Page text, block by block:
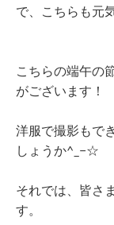
で、こちらも元
こちらの端午の
がございます！
洋服で撮影もで
しょうか^_−☆
それでは、皆さ
す。